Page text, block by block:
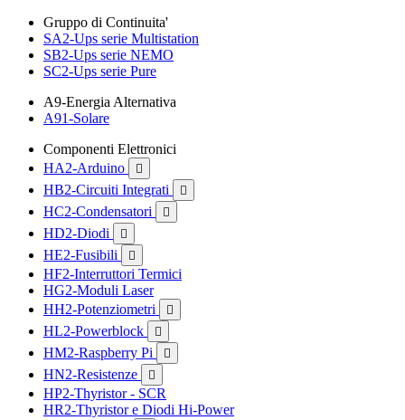
Gruppo di Continuita'
SA2-Ups serie Multistation
SB2-Ups serie NEMO
SC2-Ups serie Pure
A9-Energia Alternativa
A91-Solare
Componenti Elettronici
HA2-Arduino

HB2-Circuiti Integrati 
HC2-Condensatori 
HD2-Diodi 
HE2-Fusibili 
HF2-Interruttori Termici
HG2-Moduli Laser
HH2-Potenziometri

HL2-Powerblock 
HM2-Raspberry Pi 
HN2-Resistenze 
HP2-Thyristor - SCR
HR2-Thyristor e Diodi Hi-Power